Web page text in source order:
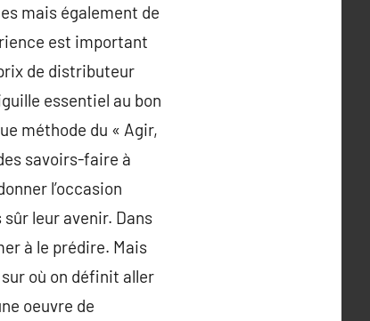
mais également de
est important
de distributeur
essentiel au bon
méthode du « Agir,
savoirs-faire à
l’occasion
leur avenir. Dans
à le prédire. Mais
où on définit aller
oeuvre de